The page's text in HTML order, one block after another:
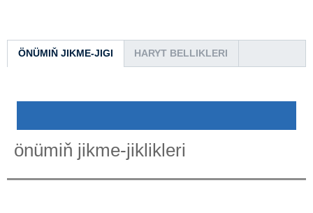
ÖNÜMIŇ JIKME-JIGI HARYT BELLIKLERI
önümiň jikme-jiklikleri